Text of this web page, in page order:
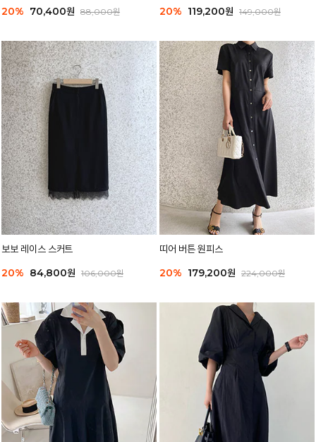
20% 70,400원 88,000원
20% 119,200원 149,000원
보보 레이스 스커트
20% 84,800원 106,000원
띠어 버튼 원피스
20% 179,200원 224,000원